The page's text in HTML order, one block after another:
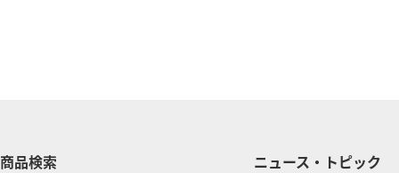
商品検索 ニュース・トピック